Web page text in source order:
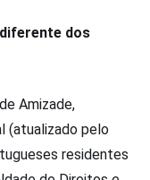
dos
Amizade,
(atualizado pelo
residentes